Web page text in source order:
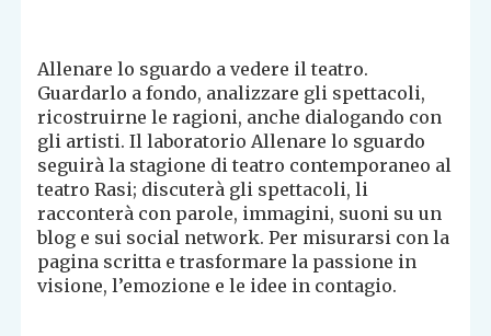
Allenare lo sguardo a vedere il teatro.
Guardarlo a fondo, analizzare gli spettacoli,
ricostruirne le ragioni, anche dialogando con
gli artisti. Il laboratorio Allenare lo sguardo
seguirà la stagione di teatro contemporaneo al
teatro Rasi; discuterà gli spettacoli, li
racconterà con parole, immagini, suoni su un
blog e sui social network. Per misurarsi con la
pagina scritta e trasformare la passione in
visione, l’emozione e le idee in contagio.